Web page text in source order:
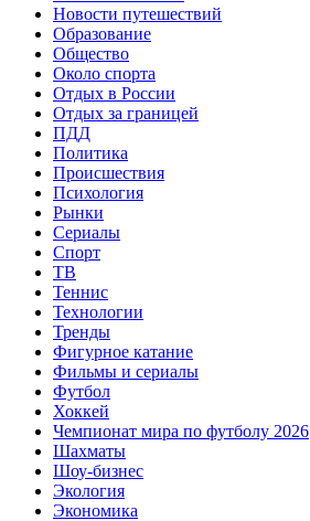
Новости путешествий
Образование
Общество
Около спорта
Отдых в России
Отдых за границей
ПДД
Политика
Происшествия
Психология
Рынки
Сериалы
Спорт
ТВ
Теннис
Технологии
Тренды
Фигурное катание
Фильмы и сериалы
Футбол
Хоккей
Чемпионат мира по футболу 2026
Шахматы
Шоу-бизнес
Экология
Экономика